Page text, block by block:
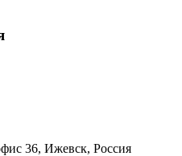
36, Ижевск, Россия